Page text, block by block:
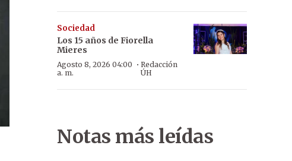
Sociedad
Los 15 años de Fiorella
Mieres
Agosto 8, 2026 04:00
a. m.
· Redacción
ÚH
Notas más leídas